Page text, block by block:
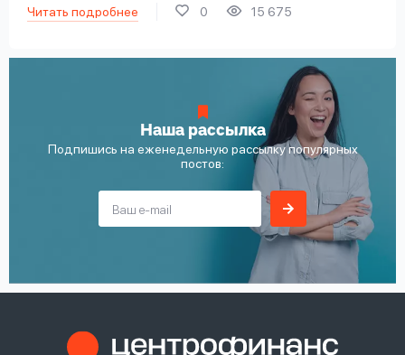
Читать подробнее 0 15 675
Наша рассылка
Подпишись на еженедельную рассылку популярных
постов: